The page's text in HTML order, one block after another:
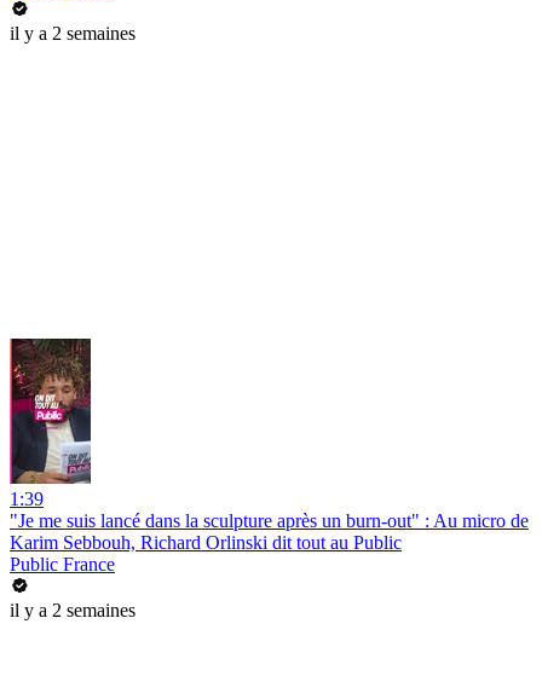
il y a 2 semaines
1:39
"Je me suis lancé dans la sculpture après un burn-out" : Au micro de
Karim Sebbouh, Richard Orlinski dit tout au Public
Public France
il y a 2 semaines